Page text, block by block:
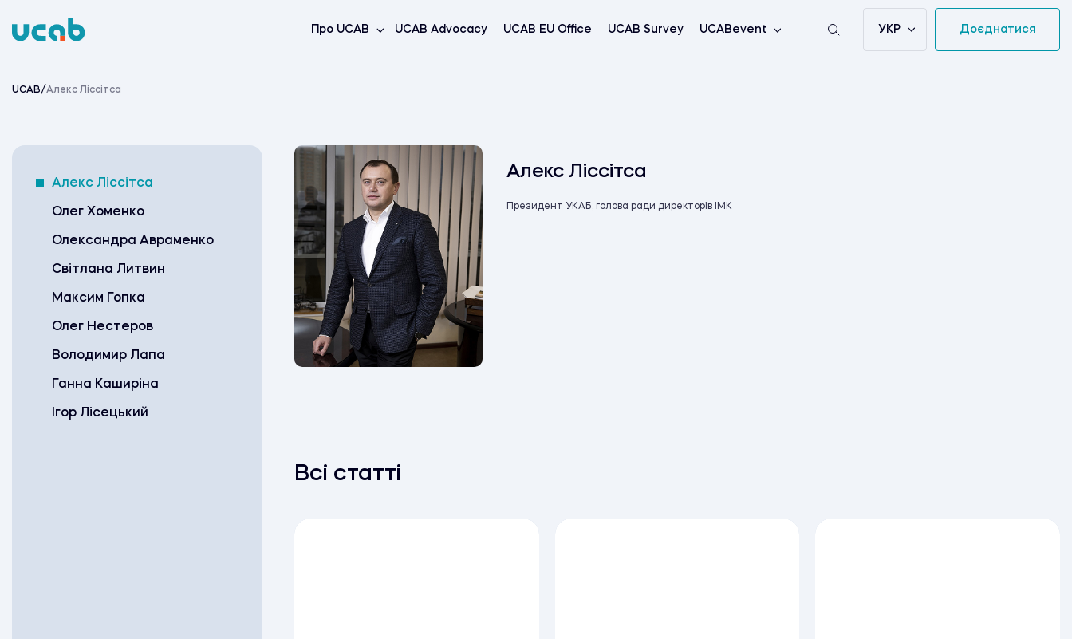
to
Про UCAB UCAB Advocacy UCAB EU Office UCAB Survey UCABevent УКР Доєднатися
UCAB/Алекс Ліссітса
Алекс Ліссітса
Олег Хоменко
Олександра Авраменко
Світлана Литвин
Максим Гопка
Олег Нестеров
Володимир Лапа
Ганна Каширіна
Ігор Лісецький
Алекс Ліссітса
Президент УКАБ, голова ради директорів ІМК
Всі статті